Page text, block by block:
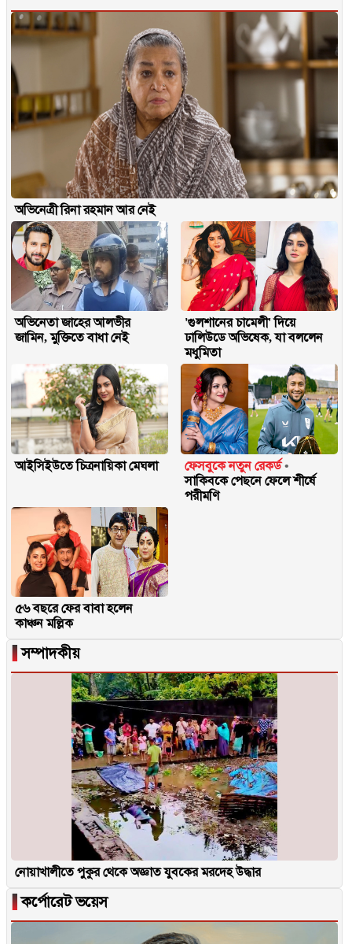
অভিনেত্রী রিনা রহমান আর নেই
অভিনেতা জাহের আলভীর
জামিন, মুক্তিতে বাধা নেই
'গুলশানের চামেলী' দিয়ে
ঢালিউডে অভিষেক, যা বললেন
মধুমিতা
আইসিইউতে চিত্রনায়িকা মেঘলা
ফেসবুকে নতুন রেকর্ড
সাকিবকে পেছনে ফেলে শীর্ষে
পরীমণি
৫৬ বছরে ফের বাবা হলেন
কাঞ্চন মল্লিক
▐সম্পাদকীয়
নোয়াখালীতে পুকুর থেকে অজ্ঞাত যুবকের মরদেহ উদ্ধার
▐কর্পোরেট ভয়েস